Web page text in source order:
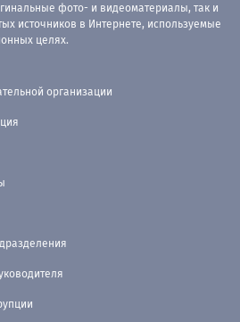
фото- и видеоматериалы, так и
источников в Интернете, используемые
целях.
организации